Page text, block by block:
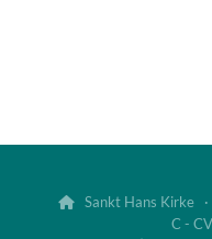

Sankt Hans Kirke
C -